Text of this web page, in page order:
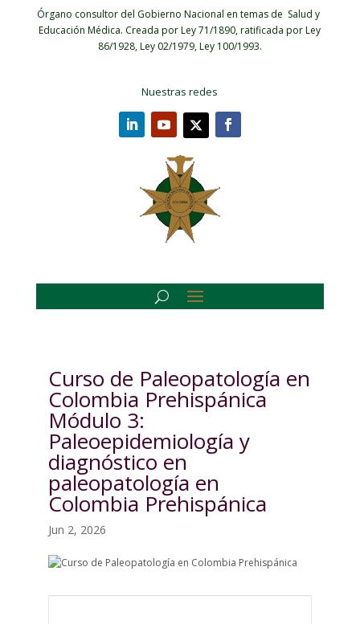
Órgano consultor del Gobierno Nacional en temas de Salud y
Educación Médica. Creada por Ley 71/1890, ratificada por Ley
86/1928, Ley 02/1979, Ley 100/1993.
Nuestras redes
Curso de Paleopatología en
Colombia Prehispánica
Módulo 3:
Paleoepidemiología y
diagnóstico en
paleopatología en
Colombia Prehispánica
Jun 2, 2026